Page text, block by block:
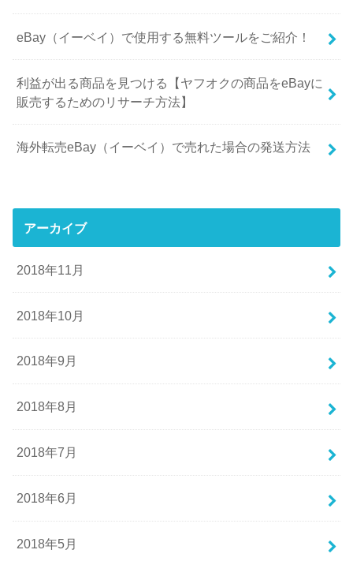
eBay（イーベイ）で使用する無料ツールをご紹介！
利益が出る商品を見つける【ヤフオクの商品をeBayに
販売するためのリサーチ方法】
海外転売eBay（イーベイ）で売れた場合の発送方法
アーカイブ
2018年11月
2018年10月
2018年9月
2018年8月
2018年7月
2018年6月
2018年5月